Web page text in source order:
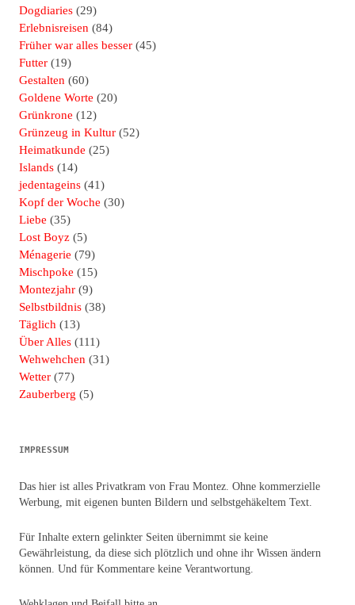
Dogdiaries (29)
Erlebnisreisen (84)
Früher war alles besser (45)
Futter (19)
Gestalten (60)
Goldene Worte (20)
Grünkrone (12)
Grünzeug in Kultur (52)
Heimatkunde (25)
Islands (14)
jedentageins (41)
Kopf der Woche (30)
Liebe (35)
Lost Boyz (5)
Ménagerie (79)
Mischpoke (15)
Montezjahr (9)
Selbstbildnis (38)
Täglich (13)
Über Alles (111)
Wehwehchen (31)
Wetter (77)
Zauberberg (5)
IMPRESSUM
Das hier ist alles Privatkram von Frau Montez. Ohne kommerzielle
Werbung, mit eigenen bunten Bildern und selbstgehäkeltem Text.
Für Inhalte extern gelinkter Seiten übernimmt sie keine
Gewährleistung, da diese sich plötzlich und ohne ihr Wissen ändern
können. Und für Kommentare keine Verantwortung.